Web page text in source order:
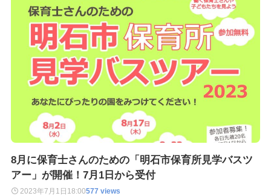
8月に保育士さんのための「明石市保育所見学バスツ
アー」が開催！7月1日から受付
2023年7月1日 18:00577 views